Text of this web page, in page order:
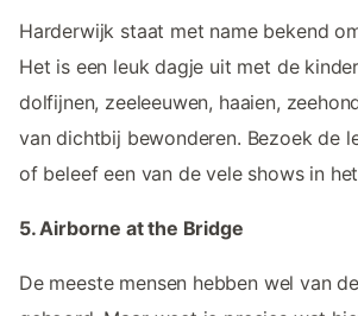
Harderwijk staat met name bekend
Het is een leuk dagje uit met de
dolfijnen, zeeleeuwen, haaien,
van dichtbij bewonderen. Bezoek de
of beleef een van de vele shows in
5. Airborne at the Bridge
De meeste mensen hebben wel van